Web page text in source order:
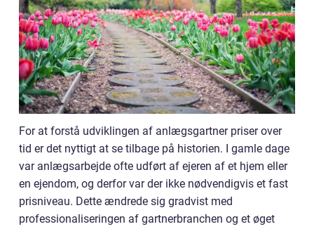
For at forstå udviklingen af anlægsgartner priser over
tid er det nyttigt at se tilbage på historien. I gamle dage
var anlægsarbejde ofte udført af ejeren af et hjem eller
en ejendom, og derfor var der ikke nødvendigvis et fast
prisniveau. Dette ændrede sig gradvist med
professionaliseringen af gartnerbranchen og et øget